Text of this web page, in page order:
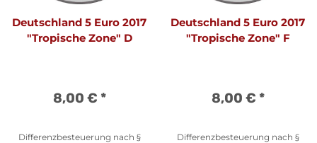
Deutschland 5 Euro 2017
"Tropische Zone" D
8,00 € *
Differenzbesteuerung nach §
Deutschland 5 Euro 2017
"Tropische Zone" F
8,00 € *
Differenzbesteuerung nach §